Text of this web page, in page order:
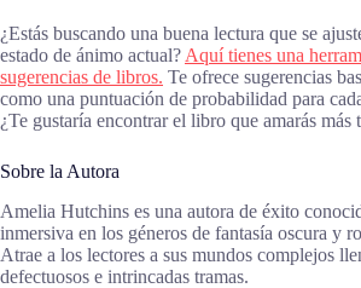
¿Estás buscando una buena lectura que se
estado de ánimo actual? Aquí tienes una
sugerencias de libros. Te ofrece sugerencias
como una puntuación de probabilidad para
¿Te gustaría encontrar el libro que amarás más
Sobre la Autora
Amelia Hutchins es una autora de éxito
inmersiva en los géneros de fantasía oscura y
Atrae a los lectores a sus mundos complejos
defectuosos e intrincadas tramas.